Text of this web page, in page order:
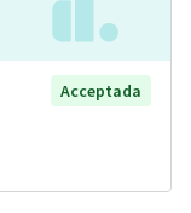
Acceptada